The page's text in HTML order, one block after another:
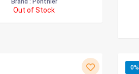
Brand : Ponthier
Out of Stock
0%